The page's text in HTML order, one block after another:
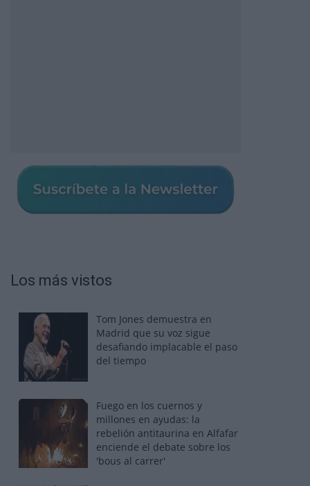
Los más vistos
Tom Jones demuestra en
Madrid que su voz sigue
desafiando implacable el paso
del tiempo
Fuego en los cuernos y
millones en ayudas: la
rebelión antitaurina en Alfafar
enciende el debate sobre los
'bous al carrer'